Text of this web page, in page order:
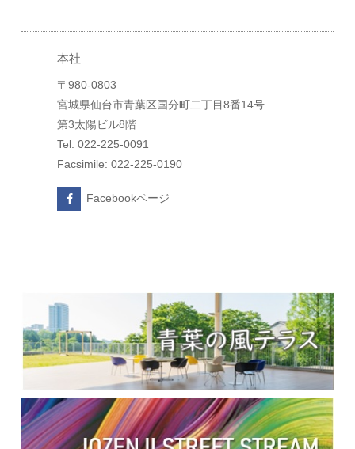
本社
〒980-0803
宮城県仙台市青葉区国分町二丁目8番14号
第3太陽ビル8階
Tel: 022-225-0091
Facsimile: 022-225-0190
Facebookページ